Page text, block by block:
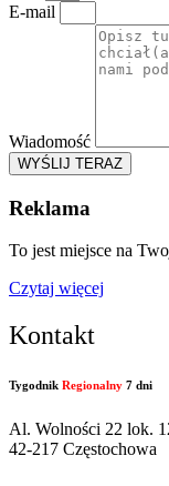
E-mail
Wiadomość
WYŚLIJ TERAZ
Reklama
To jest miejsce na
Czytaj więcej
Kontakt
Tygodnik Regionalny 7 dni
Al. Wolności 22 lok.
42-217 Częstochowa